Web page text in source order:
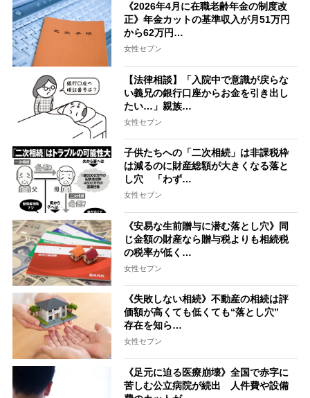
《2026年4月に在職老齢年金の制度改
正》年金カットの基準収入が月51万円
から62万円…
女性セブン
【法律相談】「入院中で意識が戻らな
い義兄の銀行口座からお金を引き出し
たい…」親族…
女性セブン
子供たちへの「二次相続」は非課税枠
は減るのに財産総額が大きくなる落と
し穴 「わず…
女性セブン
《安易な生前贈与に潜む落とし穴》同
じ金額の財産なら贈与税よりも相続税
の税率が低く…
女性セブン
《失敗しない相続》不動産の相続は評
価額が高くても低くても“落とし穴”
存在を知ら…
女性セブン
《足元に迫る医療崩壊》全国で赤字に
苦しむ公立病院が続出 人件費や設備